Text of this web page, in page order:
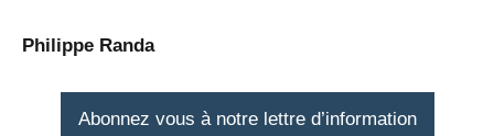
Philippe Randa
Abonnez vous à notre lettre d’information